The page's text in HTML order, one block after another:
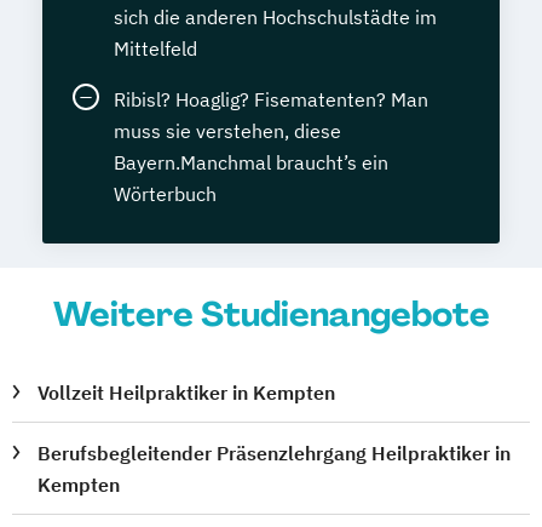
sich die anderen Hochschulstädte im
Mittelfeld
Ribisl? Hoaglig? Fisematenten? Man
muss sie verstehen, diese
Bayern.Manchmal braucht’s ein
Wörterbuch
Weitere Studienangebote
Vollzeit Heilpraktiker in Kempten
Berufsbegleitender Präsenzlehrgang Heilpraktiker in
Kempten